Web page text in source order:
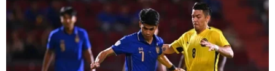
Quảng cáo: Phó TBT Nguyễn Thị Tám: 093.5958688, Email:
tamvna@gmail.com
Điện thoại: (024) 39411349 - (024) 39411348, Fax: (024)
39411348